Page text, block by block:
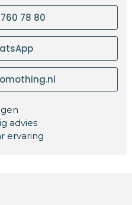
78 80
advies
ervaring